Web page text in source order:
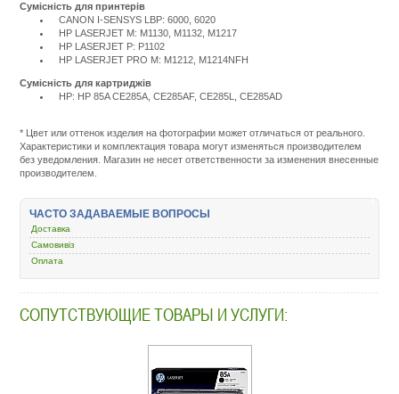
Сумісність для принтерів
CANON I-SENSYS LBP: 6000, 6020
HP LASERJET M: M1130, M1132, M1217
HP LASERJET P: P1102
HP LASERJET PRO M: M1212, M1214NFH
Сумісність для картриджів
HP: HP 85A CE285A, CE285AF, CE285L, CE285AD
rashodnye-
materialy/5259-
kartridzh-
ce285-
1102w-
dual-
* Цвет или оттенок изделия на фотографии может отличаться от реального.
Характеристики и комплектация товара могут изменяться производителем
без уведомления. Магазин не несет ответственности за изменения внесенные
производителем.
ЧАСТО ЗАДАВАЕМЫЕ ВОПРОСЫ
Доставка
Самовивіз
Оплата
СОПУТСТВУЮЩИЕ ТОВАРЫ И УСЛУГИ: